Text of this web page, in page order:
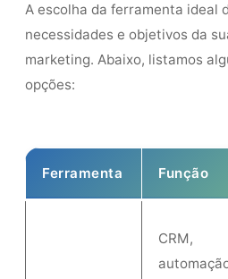
A escolha da ferramenta ideal
necessidades e objetivos da
marketing. Abaixo, listamos
opções:
Ferramenta Função
CRM,